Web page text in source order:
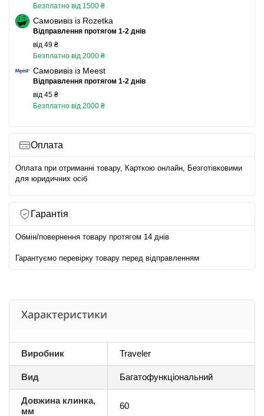
Безплатно від 1500 ₴
Самовивіз із Rozetka
Відправлення протягом 1-2 днів
від 49 ₴
Безплатно від 2000 ₴
Самовивіз із Meest
Відправлення протягом 1-2 днів
від 45 ₴
Безплатно від 2000 ₴
Оплата
Оплата при отриманні товару, Карткою онлайн, Безготівковими
для юридичних осіб
Гарантія
Обмін/повернення товару протягом 14 днів
Гарантуємо перевірку товару перед відправленням
Характеристики
Виробник Traveler
Вид Багатофункціональний
Довжина клинка,
мм
60